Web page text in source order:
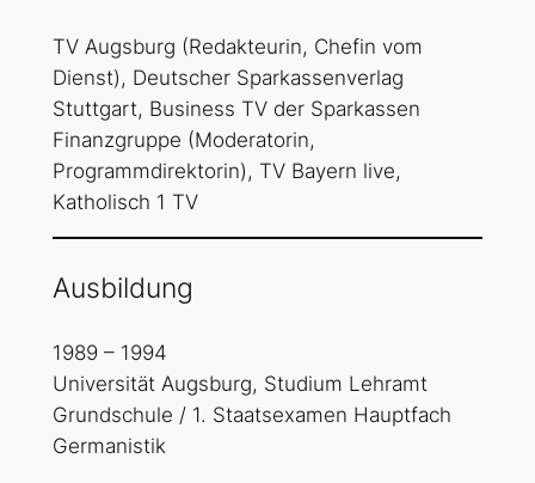
TV Augsburg (Redakteurin, Chefin vom
Dienst), Deutscher Sparkassenverlag
Stuttgart, Business TV der Sparkassen
Finanzgruppe (Moderatorin,
Programmdirektorin), TV Bayern live,
Katholisch 1 TV
Ausbildung
1989 – 1994
Universität Augsburg, Studium Lehramt
Grundschule / 1. Staatsexamen Hauptfach
Germanistik